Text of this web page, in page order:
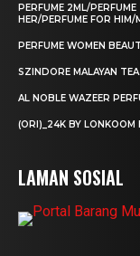
PERFUME 2ML/
HER/PERFUME FOR HIM/
PERFUME WOMEN
SZINDORE MALAYAN
AL NOBLE WAZEER
(ORI)_24K BY LONKOOM
LAMAN SOSIAL